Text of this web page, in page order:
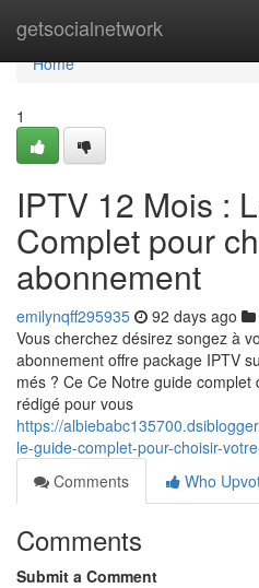
getsocialnetwork
Home
Home
1
IPTV 12 Mois :
Complet pour
abonnement
emilynqff295935 92 days ago
Vous cherchez désirez songez à
abonnement offre package IPTV
més ? Ce Ce Notre guide
rédigé pour vous
https://
le-guide-complet-pour-choisir-
Comments
Who
Comments
Submit a Comment